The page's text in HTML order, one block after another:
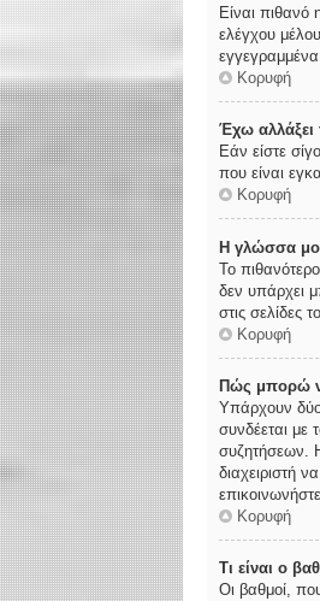
Είναι πιθανό
ελέγχου
εγγεγραμμένα
Κορυφή
Έχω αλλάξει
Εάν είστε
που είναι
Κορυφή
Η γλώσσα
Το
δεν υπάρχει
στις σελίδες
Κορυφή
Πώς μπορώ
Υπάρχουν δύο
συνδέεται με
συζητήσεων.
διαχειριστή
Κορυφή
Τι είναι ο
Οι βαθμοί,